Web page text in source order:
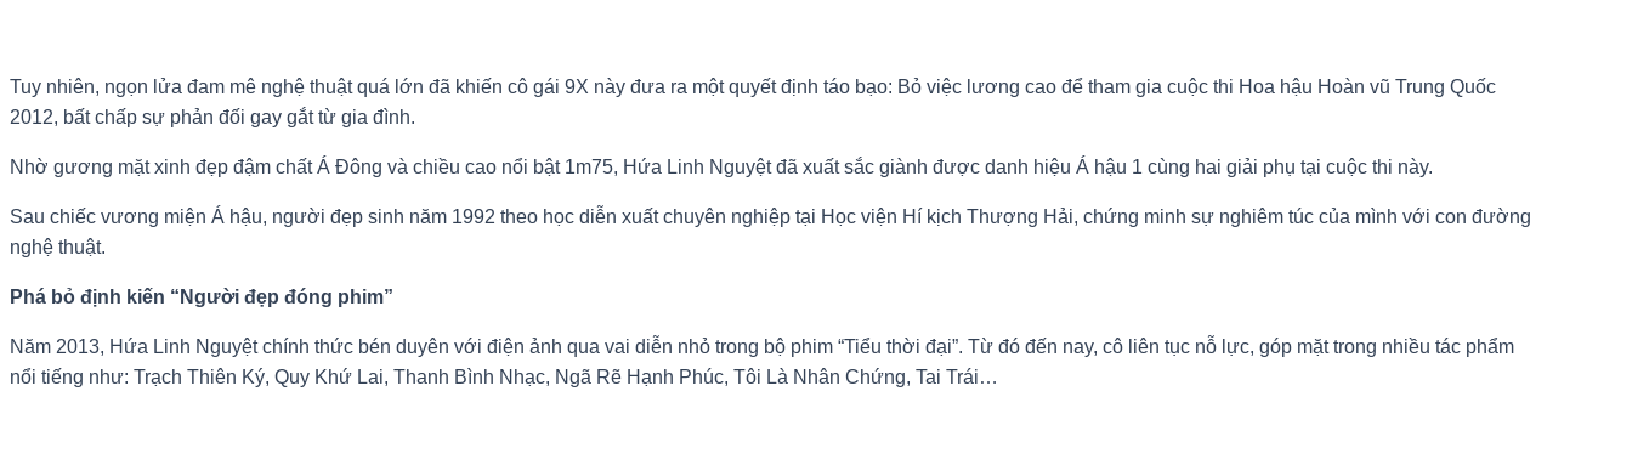
Tuy nhiên, ngọn lửa đam mê nghệ thuật quá lớn đã khiến cô gái 9X này đưa ra một quyết định táo bạo: Bỏ việc lương cao để tham gia cuộc thi Hoa hậu Hoàn vũ Trung Quốc
2012, bất chấp sự phản đối gay gắt từ gia đình.
Nhờ gương mặt xinh đẹp đậm chất Á Đông và chiều cao nổi bật 1m75, Hứa Linh Nguyệt đã xuất sắc giành được danh hiệu Á hậu 1 cùng hai giải phụ tại cuộc thi này.
Sau chiếc vương miện Á hậu, người đẹp sinh năm 1992 theo học diễn xuất chuyên nghiệp tại Học viện Hí kịch Thượng Hải, chứng minh sự nghiêm túc của mình với con đường
nghệ thuật.
Phá bỏ định kiến “Người đẹp đóng phim”
Năm 2013, Hứa Linh Nguyệt chính thức bén duyên với điện ảnh qua vai diễn nhỏ trong bộ phim “Tiểu thời đại”. Từ đó đến nay, cô liên tục nỗ lực, góp mặt trong nhiều tác phẩm
nổi tiếng như: Trạch Thiên Ký, Quy Khứ Lai, Thanh Bình Nhạc, Ngã Rẽ Hạnh Phúc, Tôi Là Nhân Chứng, Tai Trái…